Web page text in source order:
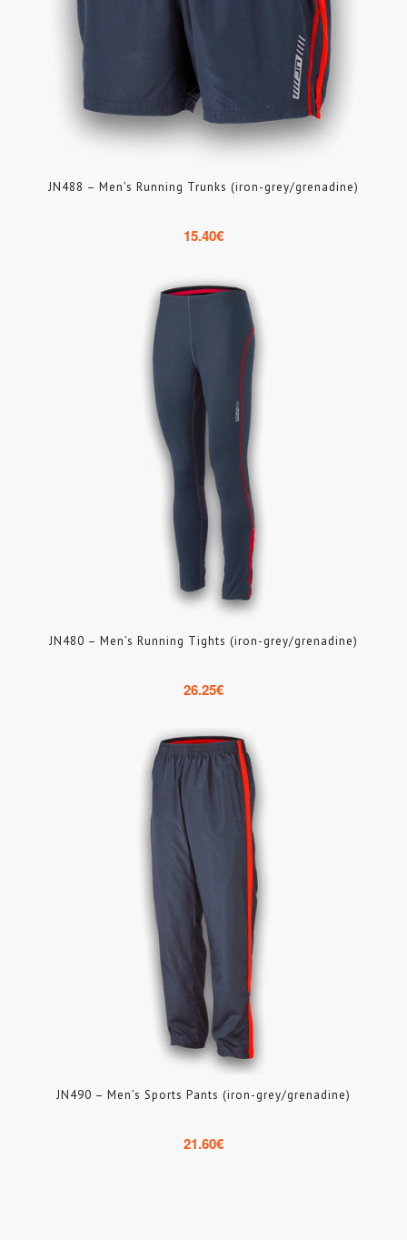
JN488 – Men’s Running Trunks (iron-grey/grenadine)
15.40€
JN480 – Men’s Running Tights (iron-grey/grenadine)
26.25€
JN490 – Men’s Sports Pants (iron-grey/grenadine)
21.60€